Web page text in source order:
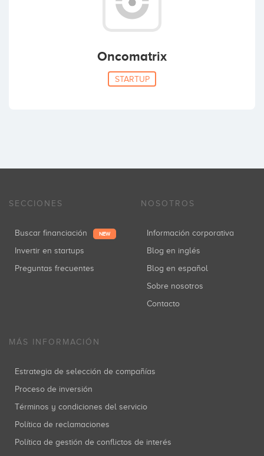
Oncomatrix
STARTUP
SECCIONES
Buscar financiación NEW
Invertir en startups
Preguntas frecuentes
NOSOTROS
Información corporativa
Blog en inglés
Blog en español
Sobre nosotros
Contacto
MÁS INFORMACIÓN
Estrategia de selección de compañías
Proceso de inversión
Términos y condiciones del servicio
Política de reclamaciones
Política de gestión de conflictos de interés